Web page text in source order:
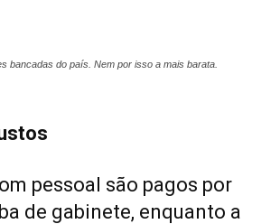
bancadas do país. Nem por isso a mais barata.
pessoal são pagos por
de gabinete, enquanto a